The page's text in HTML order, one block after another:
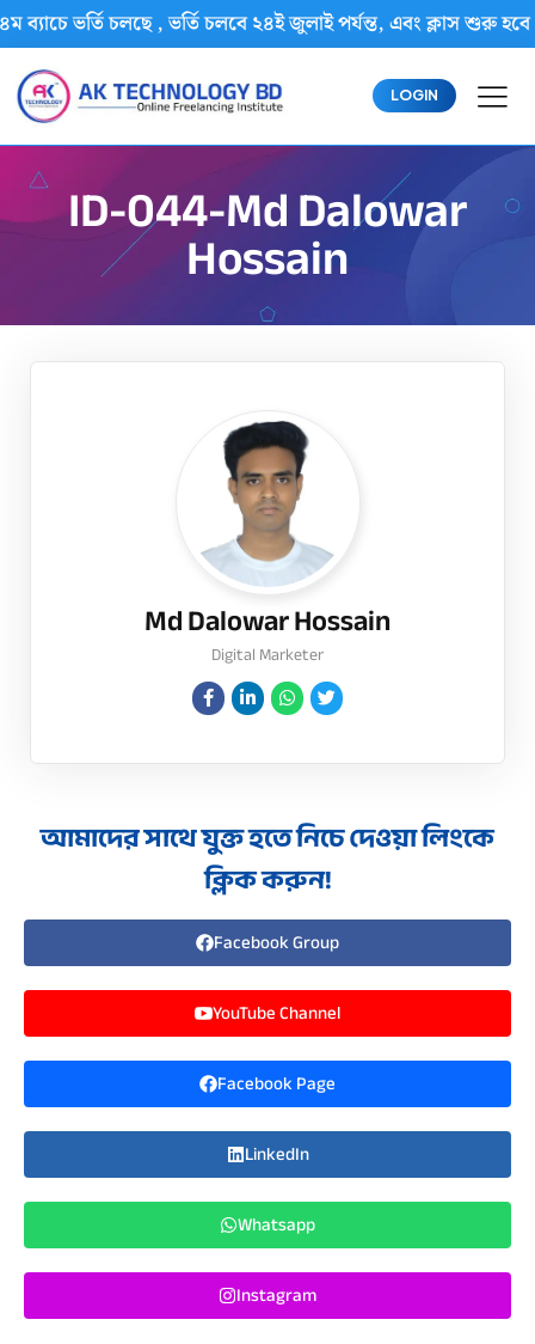
ব্যাচে ভর্তি চলছে , ভর্তি চলবে ২৪ই জুলাই পর্যন্ত, এবং ক্লাস শুরু
LOGIN
ID-044-Md Dalowar
Hossain
Md Dalowar Hossain
Digital Marketer
আমাদের সাথে যুক্ত হতে নিচে দেওয়া লিংকে
ক্লিক করুন!
Facebook Group
YouTube Channel
Facebook Page
LinkedIn
Whatsapp
Instagram